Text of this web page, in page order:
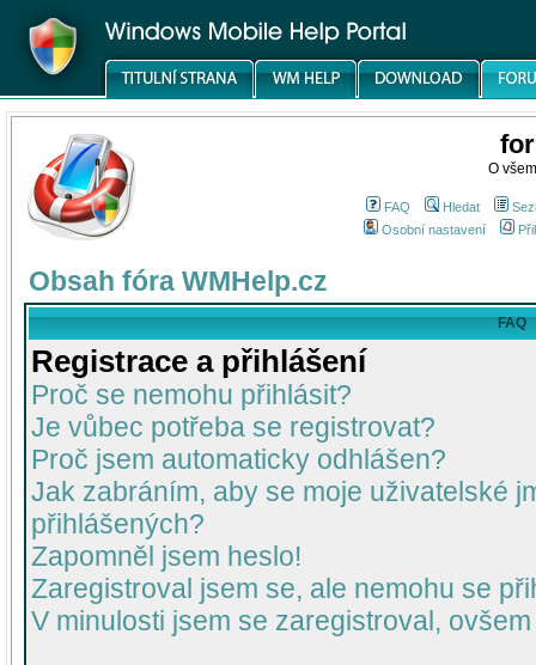
O
FAQ Hledat
Osobní nastavení
Obsah fóra WMHelp.cz
FAQ
Registrace a přihlášení
Proč se nemohu přihlásit?
Je vůbec potřeba se registrovat?
Proč jsem automaticky odhlášen?
Jak zabráním, aby se moje uživatelské
přihlášených?
Zapomněl jsem heslo!
Zaregistroval jsem se, ale nemohu se
V minulosti jsem se zaregistroval,